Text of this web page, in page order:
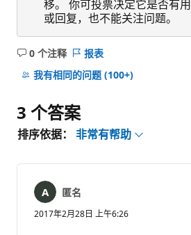
移。 你可投票决定它是否有
或回复，也不能关注问题。
0 个注释
无
注
报表
我有相同的问题 (100+)
3 个答案
排序依据： 非常有帮助
匿名
2017年2月28日 上午6:26